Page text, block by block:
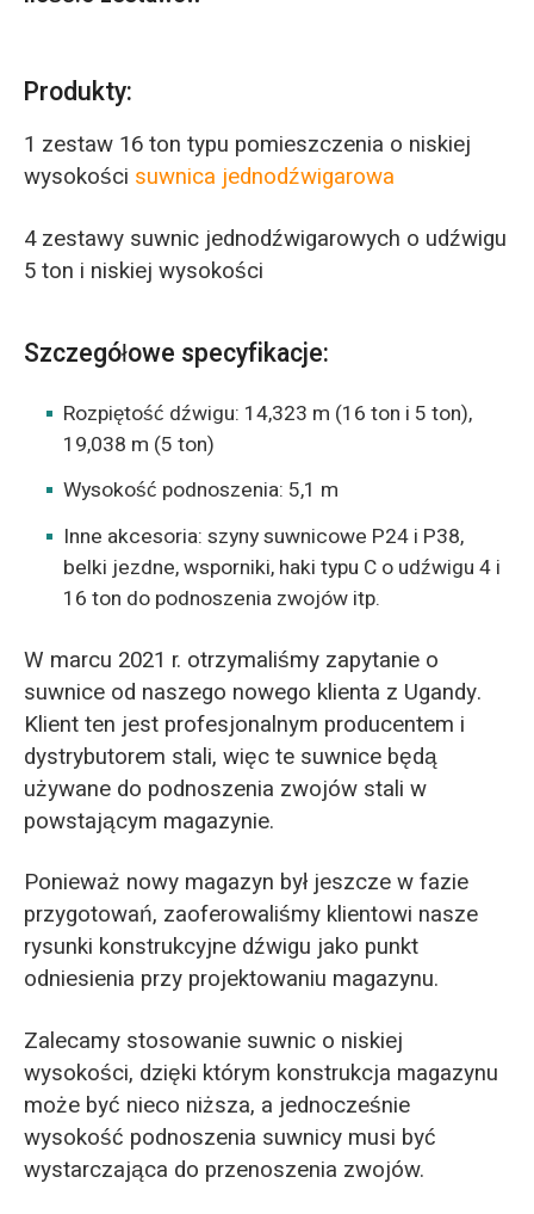
Produkty:
1 zestaw 16 ton typu pomieszczenia o niskiej
wysokości suwnica jednodźwigarowa
4 zestawy suwnic jednodźwigarowych o udźwigu
5 ton i niskiej wysokości
Szczegółowe specyfikacje:
Rozpiętość dźwigu: 14,323 m (16 ton i 5 ton),
19,038 m (5 ton)
Wysokość podnoszenia: 5,1 m
Inne akcesoria: szyny suwnicowe P24 i P38,
belki jezdne, wsporniki, haki typu C o udźwigu 4 i
16 ton do podnoszenia zwojów itp.
W marcu 2021 r. otrzymaliśmy zapytanie o
suwnice od naszego nowego klienta z Ugandy.
Klient ten jest profesjonalnym producentem i
dystrybutorem stali, więc te suwnice będą
używane do podnoszenia zwojów stali w
powstającym magazynie.
Ponieważ nowy magazyn był jeszcze w fazie
przygotowań, zaoferowaliśmy klientowi nasze
rysunki konstrukcyjne dźwigu jako punkt
odniesienia przy projektowaniu magazynu.
Zalecamy stosowanie suwnic o niskiej
wysokości, dzięki którym konstrukcja magazynu
może być nieco niższa, a jednocześnie
wysokość podnoszenia suwnicy musi być
wystarczająca do przenoszenia zwojów.